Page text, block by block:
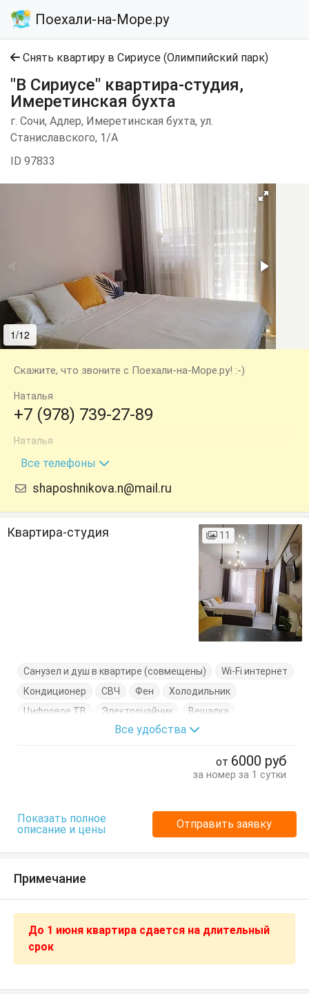
Поехали-на-Море.ру
Снять квартиру в Сириусе (Олимпийский парк)
"В Сириусе" квартира-студия,
Имеретинская бухта
г. Сочи, Адлер, Имеретинская бухта, ул.
Станиславского, 1/А
ID 97833
1/12
Скажите, что звоните с Поехали-на-Море.ру! :-)
Наталья
+7 (978) 739-27-89
Наталья
+7 (978) 511-99-89
Все телефоны
shaposhnikova.n@mail.ru
Квартира-студия 11
Санузел и душ в квартире (совмещены)
Wi-Fi интернет
Кондиционер
СВЧ Фен
Холодильник
Цифровое ТВ
Электрочайник
Вешалка
Журнальный столик
Стулья Шкаф
Все удобства
от 6000 руб
за номер за 1 сутки
Показать полное
описание и цены
Отправить заявку
Примечание
До 1 июня квартира сдается на длительный
срок